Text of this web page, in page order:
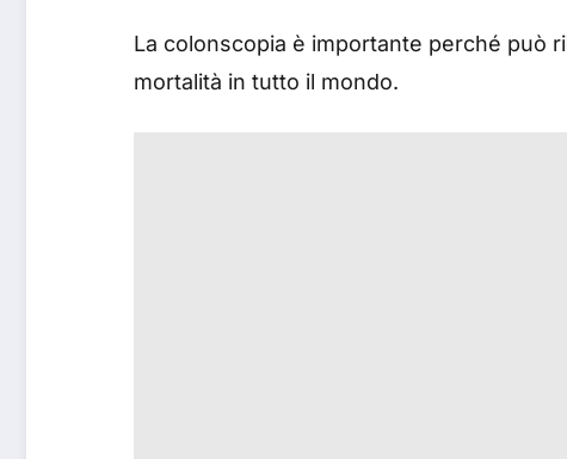
La colonscopia è importante perché può
mortalità in tutto il mondo.